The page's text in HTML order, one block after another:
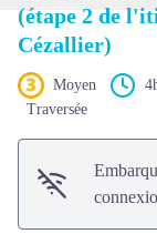
(étape 2 de
Cézallier)
Moyen
Traversée